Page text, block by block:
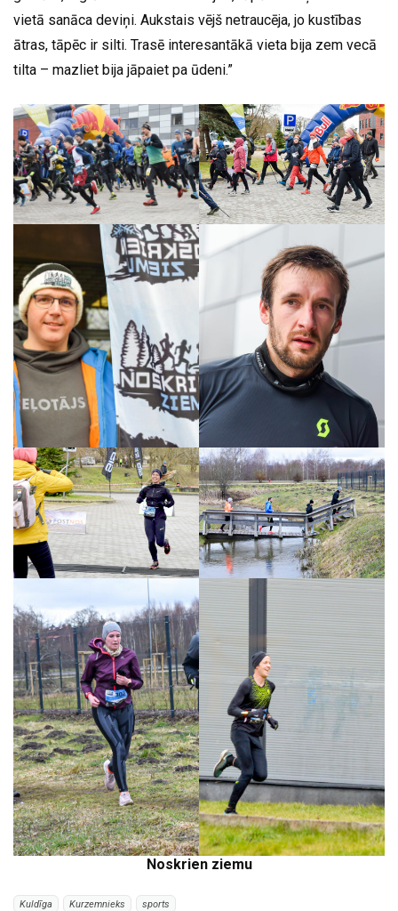
vietā sanāca deviņi. Aukstais vējš netraucēja, jo kustības
ātras, tāpēc ir silti. Trasē interesantākā vieta bija zem vecā
tilta – mazliet bija jāpaiet pa ūdeni.”
Noskrien ziemu
Kuldīga Kurzemnieks sports